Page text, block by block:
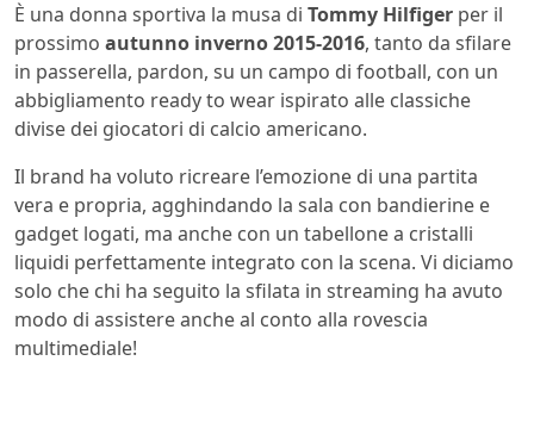
È una donna sportiva la musa di Tommy Hilfiger per il
prossimo autunno inverno 2015-2016, tanto da sfilare
in passerella, pardon, su un campo di football, con un
abbigliamento ready to wear ispirato alle classiche
divise dei giocatori di calcio americano.
Il brand ha voluto ricreare l’emozione di una partita
vera e propria, agghindando la sala con bandierine e
gadget logati, ma anche con un tabellone a cristalli
liquidi perfettamente integrato con la scena. Vi diciamo
solo che chi ha seguito la sfilata in streaming ha avuto
modo di assistere anche al conto alla rovescia
multimediale!